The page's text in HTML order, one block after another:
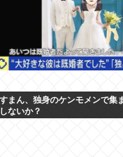
すまん、独身のケンモメンで集
しないか？